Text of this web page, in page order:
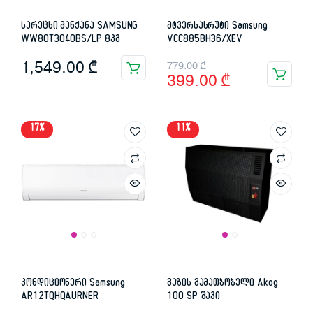
სარეცხი მანქანა SAMSUNG
WW80T3040BS/LP 8კგ
1,549.00 ₾
მტვერსასრუტი Samsung
VCC885BH36/XEV
779.00₾
Original
price
779.00 ₾.
399.00 ₾
Current
price
399.00 ₾.
17%
კონდიციონერი Samsung
AR12TQHQAURNER
11%
გაზის გამათბობელი Akog
100 SP შავი